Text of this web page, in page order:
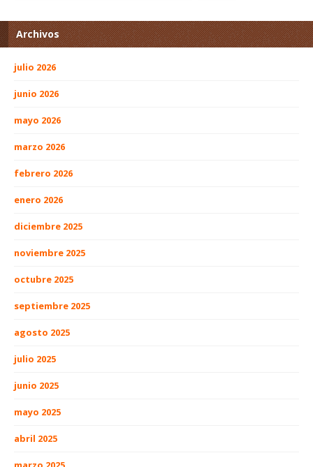
Archivos
julio 2026
junio 2026
mayo 2026
marzo 2026
febrero 2026
enero 2026
diciembre 2025
noviembre 2025
octubre 2025
septiembre 2025
agosto 2025
julio 2025
junio 2025
mayo 2025
abril 2025